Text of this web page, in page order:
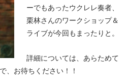
ーでもあったウクレレ奏者、
栗林さんのワークショップ＆
ライブが今回もまったりと。
詳細については、あらためて
、お待ちください！！